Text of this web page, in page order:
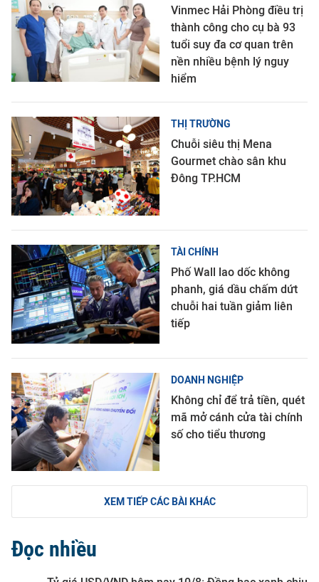
Vinmec Hải Phòng điều trị
thành công cho cụ bà 93
tuổi suy đa cơ quan trên
nền nhiều bệnh lý nguy
hiểm
THỊ TRƯỜNG
Chuỗi siêu thị Mena
Gourmet chào sân khu
Đông TP.HCM
TÀI CHÍNH
Phố Wall lao dốc không
phanh, giá dầu chấm dứt
chuỗi hai tuần giảm liên
tiếp
DOANH NGHIỆP
Không chỉ để trả tiền, quét
mã mở cánh cửa tài chính
số cho tiểu thương
XEM TIẾP CÁC BÀI KHÁC
Đọc nhiều